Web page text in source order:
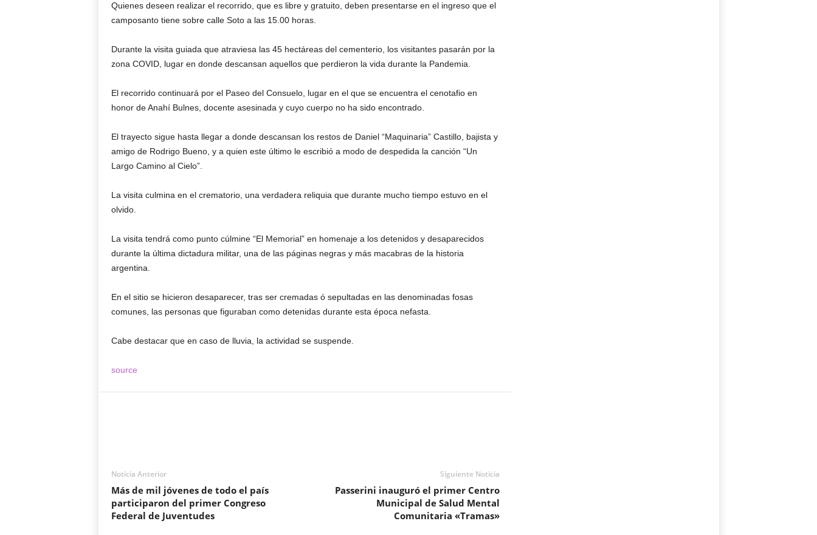
Quienes deseen realizar el recorrido, que es libre y gratuito, deben presentarse en el ingreso que el
camposanto tiene sobre calle Soto a las 15.00 horas.
Durante la visita guiada que atraviesa las 45 hectáreas del cementerio, los visitantes pasarán por la
zona COVID, lugar en donde descansan aquellos que perdieron la vida durante la Pandemia.
El recorrido continuará por el Paseo del Consuelo, lugar en el que se encuentra el cenotafio en
honor de Anahí Bulnes, docente asesinada y cuyo cuerpo no ha sido encontrado.
El trayecto sigue hasta llegar a donde descansan los restos de Daniel “Maquinaria” Castillo, bajista y
amigo de Rodrigo Bueno, y a quien este último le escribió a modo de despedida la canción “Un
Largo Camino al Cielo”.
La visita culmina en el crematorio, una verdadera reliquia que durante mucho tiempo estuvo en el
olvido.
La visita tendrá como punto cúlmine “El Memorial” en homenaje a los detenidos y desaparecidos
durante la última dictadura militar, una de las páginas negras y más macabras de la historia
argentina.
En el sitio se hicieron desaparecer, tras ser cremadas ó sepultadas en las denominadas fosas
comunes, las personas que figuraban como detenidas durante esta época nefasta.
Cabe destacar que en caso de lluvia, la actividad se suspende.
source
Noticia Anterior
Más de mil jóvenes de todo el país
participaron del primer Congreso
Federal de Juventudes
Siguiente Noticia
Passerini inauguró el primer Centro
Municipal de Salud Mental
Comunitaria «Tramas»